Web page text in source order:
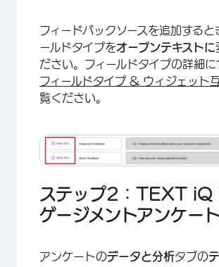
フィードバックソースを追加すると
ールドタイプをオープンテキストに
ださい。フィールドタイプの詳細に
フィールドタイプ & ウィジェット
覧ください。
ステップ2：TEXT iQ
ゲージメントアンケー
アンケートのデータと分析タブの